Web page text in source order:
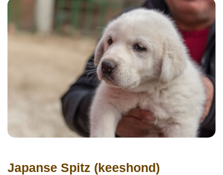
Japanse Spitz (keeshond)